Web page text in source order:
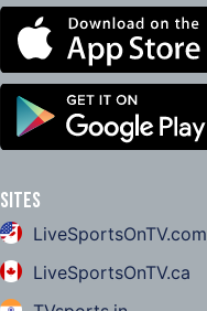
Sites
LiveSportsOnTV.com
LiveSportsOnTV.ca